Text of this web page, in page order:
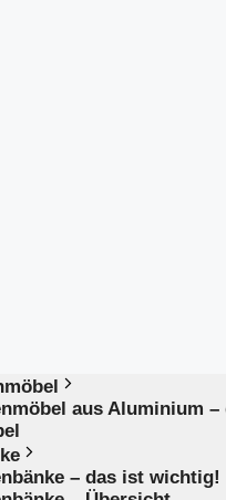
aus Aluminium
– das ist wichtig!